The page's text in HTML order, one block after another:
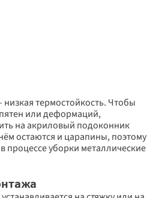
термостойкость. Чтобы
или деформаций,
на акриловый подоконник
остаются и царапины, поэтому
процессе уборки металлические